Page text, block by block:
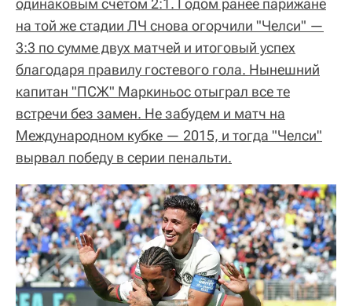
одинаковым счетом 2:1. Годом ранее парижане
на той же стадии ЛЧ снова огорчили "Челси" —
3:3 по сумме двух матчей и итоговый успех
благодаря правилу гостевого гола. Нынешний
капитан "ПСЖ" Маркиньос отыграл все те
встречи без замен. Не забудем и матч на
Международном кубке — 2015, и тогда "Челси"
вырвал победу в серии пенальти.